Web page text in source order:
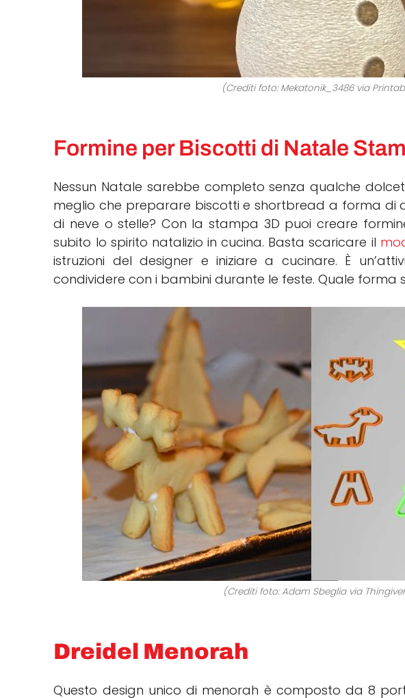
(Crediti foto: Mekatonik_3486 via
Formine per Biscotti di Natale
Nessun Natale sarebbe completo senza qualche
meglio che preparare biscotti e shortbread a forma di
di neve o stelle? Con la stampa 3D puoi creare
subito lo spirito natalizio in cucina. Basta scaricare il
istruzioni del designer e iniziare a cucinare. È
condividere con i bambini durante le feste. Quale forma
(Crediti foto: Adam Sbeglia via
Dreidel Menorah
Questo design unico di menorah è composto da 8